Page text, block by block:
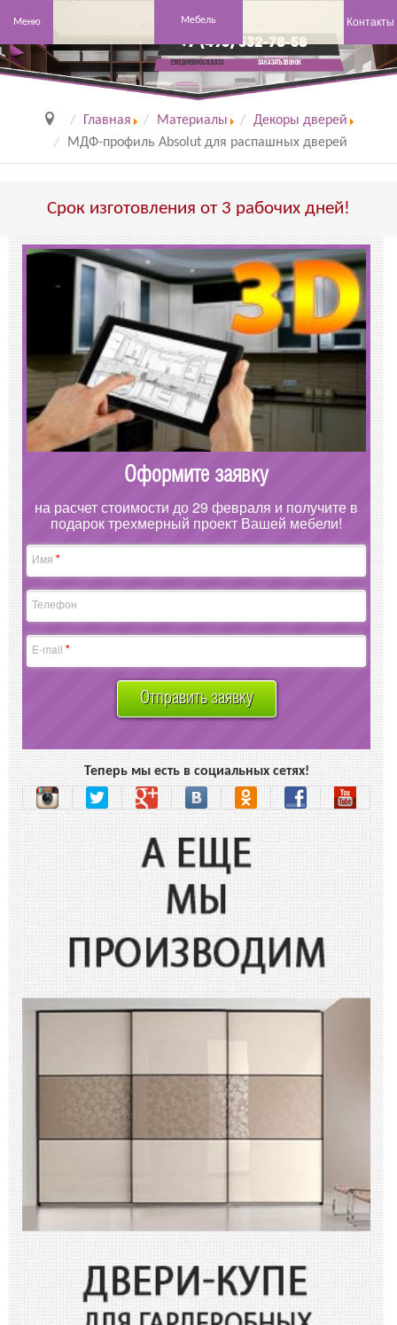
Меню Мебель Контакты
+7 (495) 532-78-58
Ежедневно с 8 до 23 заказать звонок
Главная Материалы
Декоры дверей
МДФ-профиль Absolut для распашных дверей
Срок изготовления от 3 рабочих дней!
Оформите заявку
на расчет стоимости до 29 февраля и получите в
подарок трехмерный проект Вашей мебели!
Имя *
Телефон
E-mail *
Отправить заявку
Теперь мы есть в социальных сетях!